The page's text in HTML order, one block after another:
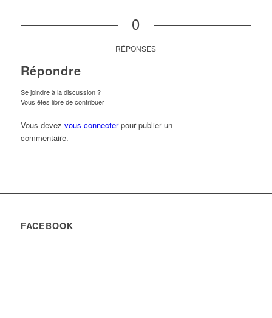
0
RÉPONSES
Répondre
Se joindre à la discussion ?
Vous êtes libre de contribuer !
Vous devez vous connecterpour publier un
commentaire.
FACEBOOK